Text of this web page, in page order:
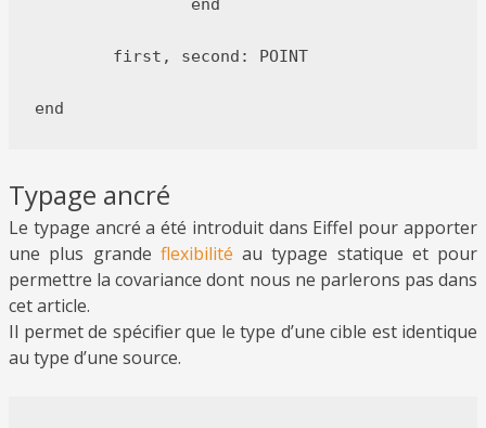
Typage ancré
Le typage ancré a été introduit dans Eiffel pour apporter
une plus grande flexibilité au typage statique et pour
permettre la covariance dont nous ne parlerons pas dans
cet article.
Il permet de spécifier que le type d’une cible est identique
au type d’une source.